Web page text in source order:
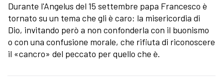
Durante l'Angelus del 15 settembre papa Francesco è
tornato su un tema che gli è caro: la misericordia di
Dio, invitando però a non confonderla con il buonismo
o con una confusione morale, che rifiuta di riconoscere
il «cancro» del peccato per quello che è.